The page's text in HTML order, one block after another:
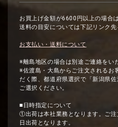
お買上げ金額が6600円以上の場合
送料の目安については下記リンク先
お支払い・送料について
※離島地区の場合は別途ご連絡をい
※佐渡島・大島からご注文されるお
だく際、都道府県選択で「新潟県
ご選択ください。
■日時指定について
①出荷は本社業務となります。ご
日出荷となります。